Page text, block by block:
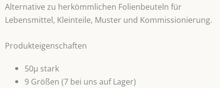
Alternative zu herkömmlichen Folienbeuteln für
Lebensmittel, Kleinteile, Muster und Kommissionierung.
Produkteigenschaften
50µ stark
9 Größen (7 bei uns auf Lager)